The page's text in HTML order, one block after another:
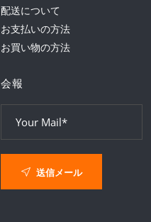
配送について
お支払いの方法
お買い物の方法
会報
送信メール